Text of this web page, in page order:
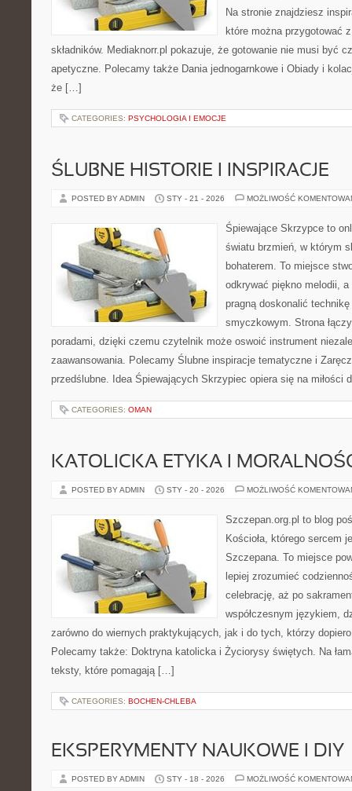
Na stronie znajdziesz
które można przygotować
składników. Mediaknorr.pl pokazuje, że gotowanie nie musi być
apetyczne. Polecamy także Dania jednogarnkowe i Obiady i
że […]
CATEGORIES: PSYCHOLOGIA I EMOCJE
ŚLUBNE HISTORIE I INSPIRACJE
POSTED BY ADMIN STY - 21 - 2026 MOŻLIWOŚĆ
Śpiewające Skrzypce to
światu brzmień, w którym
bohaterem. To miejsce
odkrywać piękno melodii,
pragną doskonalić
smyczkowym. Strona
poradami, dzięki czemu czytelnik może oswoić instrument
zaawansowania. Polecamy Ślubne inspiracje tematyczne i
przedślubne. Idea Śpiewających Skrzypiec opiera się na
CATEGORIES: OMAN
KATOLICKA ETYKA I
POSTED BY ADMIN STY - 20 - 2026 MOŻLIWOŚĆ
Szczepan.org.pl to blog
Kościoła, którego sercem
Szczepana. To miejsce
lepiej zrozumieć
celebrację, aż po
współczesnym językiem,
zarówno do wiernych praktykujących, jak i do tych, którzy
Polecamy także: Doktryna katolicka i Życiorysy świętych. Na
teksty, które pomagają […]
CATEGORIES: BOCHEN-CHLEBA
EKSPERYMENTY NAUKOWE I DIY
POSTED BY ADMIN STY - 18 - 2026 MOŻLIWOŚĆ